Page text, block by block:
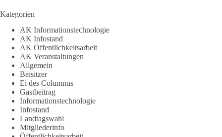
Kategorien
AK Informationstechnologie
AK Infostand
AK Öffentlichkeitsarbeit
AK Veranstaltungen
Allgemein
Beisitzer
Ei des Columnus
Gastbeitrag
Informationstechnologie
Infostand
Landtagswahl
Mitgliederinfo